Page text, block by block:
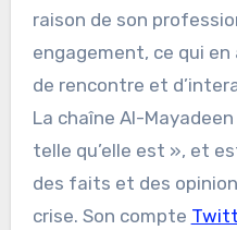
raison de son
engagement, ce qui
de rencontre et
La chaîne Al-
telle qu’elle est », et
des faits et des
crise. Son compte